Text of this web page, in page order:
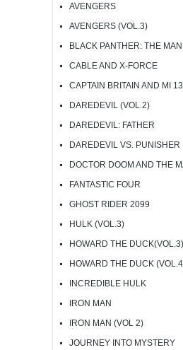
AVENGERS
AVENGERS (VOL.3)
BLACK PANTHER: THE
CABLE AND X-FORCE
CAPTAIN BRITAIN AND MI 13
DAREDEVIL (VOL.2)
DAREDEVIL: FATHER
DAREDEVIL VS. PUNISHER
DOCTOR DOOM AND THE
FANTASTIC FOUR
GHOST RIDER 2099
HULK (VOL.3)
HOWARD THE DUCK(VOL.3)
HOWARD THE DUCK
INCREDIBLE HULK
IRON MAN
IRON MAN (VOL 2)
JOURNEY INTO MYSTERY